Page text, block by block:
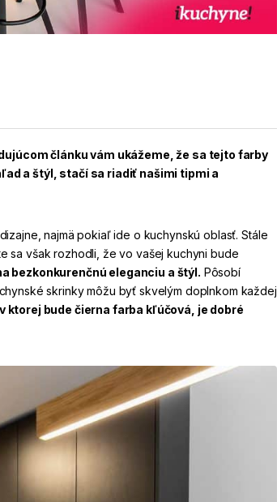
článku vám ukážeme, že sa tejto farby
a štýl, stačí sa riadiť našimi tipmi a
najmä pokiaľ ide o kuchynskú oblasť. Stále
sa však rozhodli, že vo vašej kuchyni bude
bezkonkurenčnú eleganciu a štýl. Pôsobí
skrinky môžu byť skvelým doplnkom každej
ktorej bude čierna farba kľúčová, je dobré